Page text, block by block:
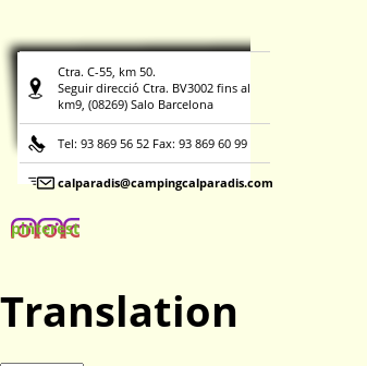
Ctra. C-55, km 50.
Seguir direcció Ctra. BV3002 fins al
km9, (08269) Salo Barcelona
Tel: 93 869 56 52 Fax: 93 869 60 99
calparadis@campingcalparadis.com
pinterest
Translation